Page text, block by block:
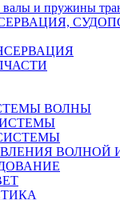
валы и пружины
ВОЛНЫ
ВОЛНОЙ